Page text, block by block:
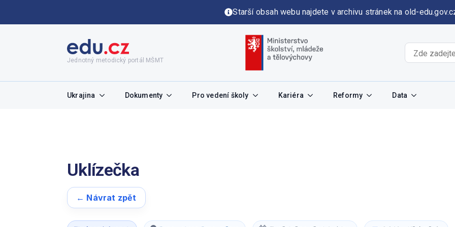
Starší obsah webu najdete v archivu stránek na old-
Jednotný metodický portál MŠMT
Ukrajina Dokumenty Pro vedení školy Kariéra Reformy Data
Uklízečka
← Návrat zpět